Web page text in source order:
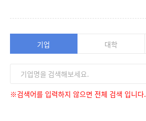
기업 대학
※검색어를 입력하지 않으면 전체 검색 입니다.